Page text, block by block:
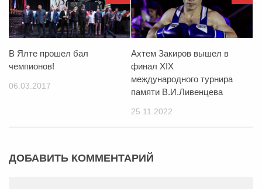
В Ялте прошел бал
чемпионов!
06.03.2017
Ахтем Закиров вышел в
финал XIX
международного турнира
памяти В.И.Ливенцева
25.11.2022
ДОБАВИТЬ КОММЕНТАРИЙ